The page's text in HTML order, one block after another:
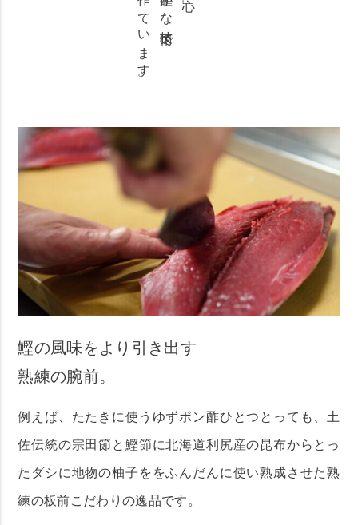
鰹の風味をより引き出す
熟練の腕前。
例えば、たたきに使うゆずポン酢ひとつとっても、土
佐伝統の宗田節と鰹節に北海道利尻産の昆布からとっ
たダシに地物の柚子ををふんだんに使い熟成させた熟
練の板前こだわりの逸品です。